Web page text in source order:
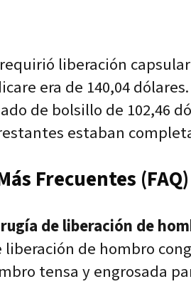
liberación
era de 140,04
de bolsillo de 102,46
estaban
Frecuentes (FAQ)
de liberación de
liberación de hombro
tensa y engrosada